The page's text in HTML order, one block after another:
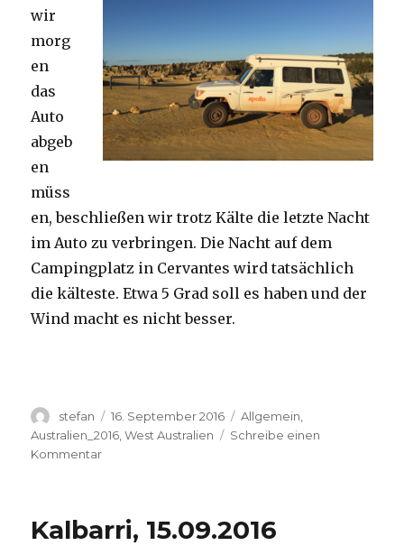
wir
morg
en
das
Auto
abgeb
en
müss
en, beschließen wir trotz Kälte die letzte Nacht
im Auto zu verbringen. Die Nacht auf dem
Campingplatz in Cervantes wird tatsächlich
die kälteste. Etwa 5 Grad soll es haben und der
Wind macht es nicht besser.
Autor
stefan
Veröffentlicht
am
16. September 2016 Kategorien
Allgemein
Australien_2016 ,West Australien
Schreibe einen
Kommentarzu
Kalbarri, 15.09.2016